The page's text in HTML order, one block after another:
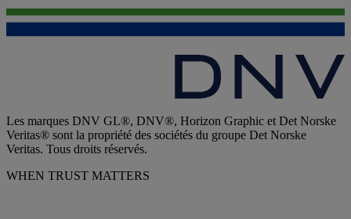
Les marques DNV GL®, DNV®, Horizon Graphic et Det Norske
Veritas® sont la propriété des sociétés du groupe Det Norske
Veritas. Tous droits réservés.
WHEN TRUST MATTERS